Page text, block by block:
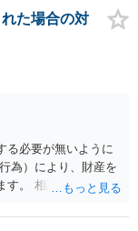
ます。
た場合の対
る必要が無いように
為）により、財産を
す。 相談者さんは、
できません。 おそら